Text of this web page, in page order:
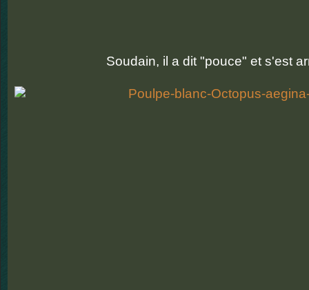
Soudain, il a dit "pouce" et s'est